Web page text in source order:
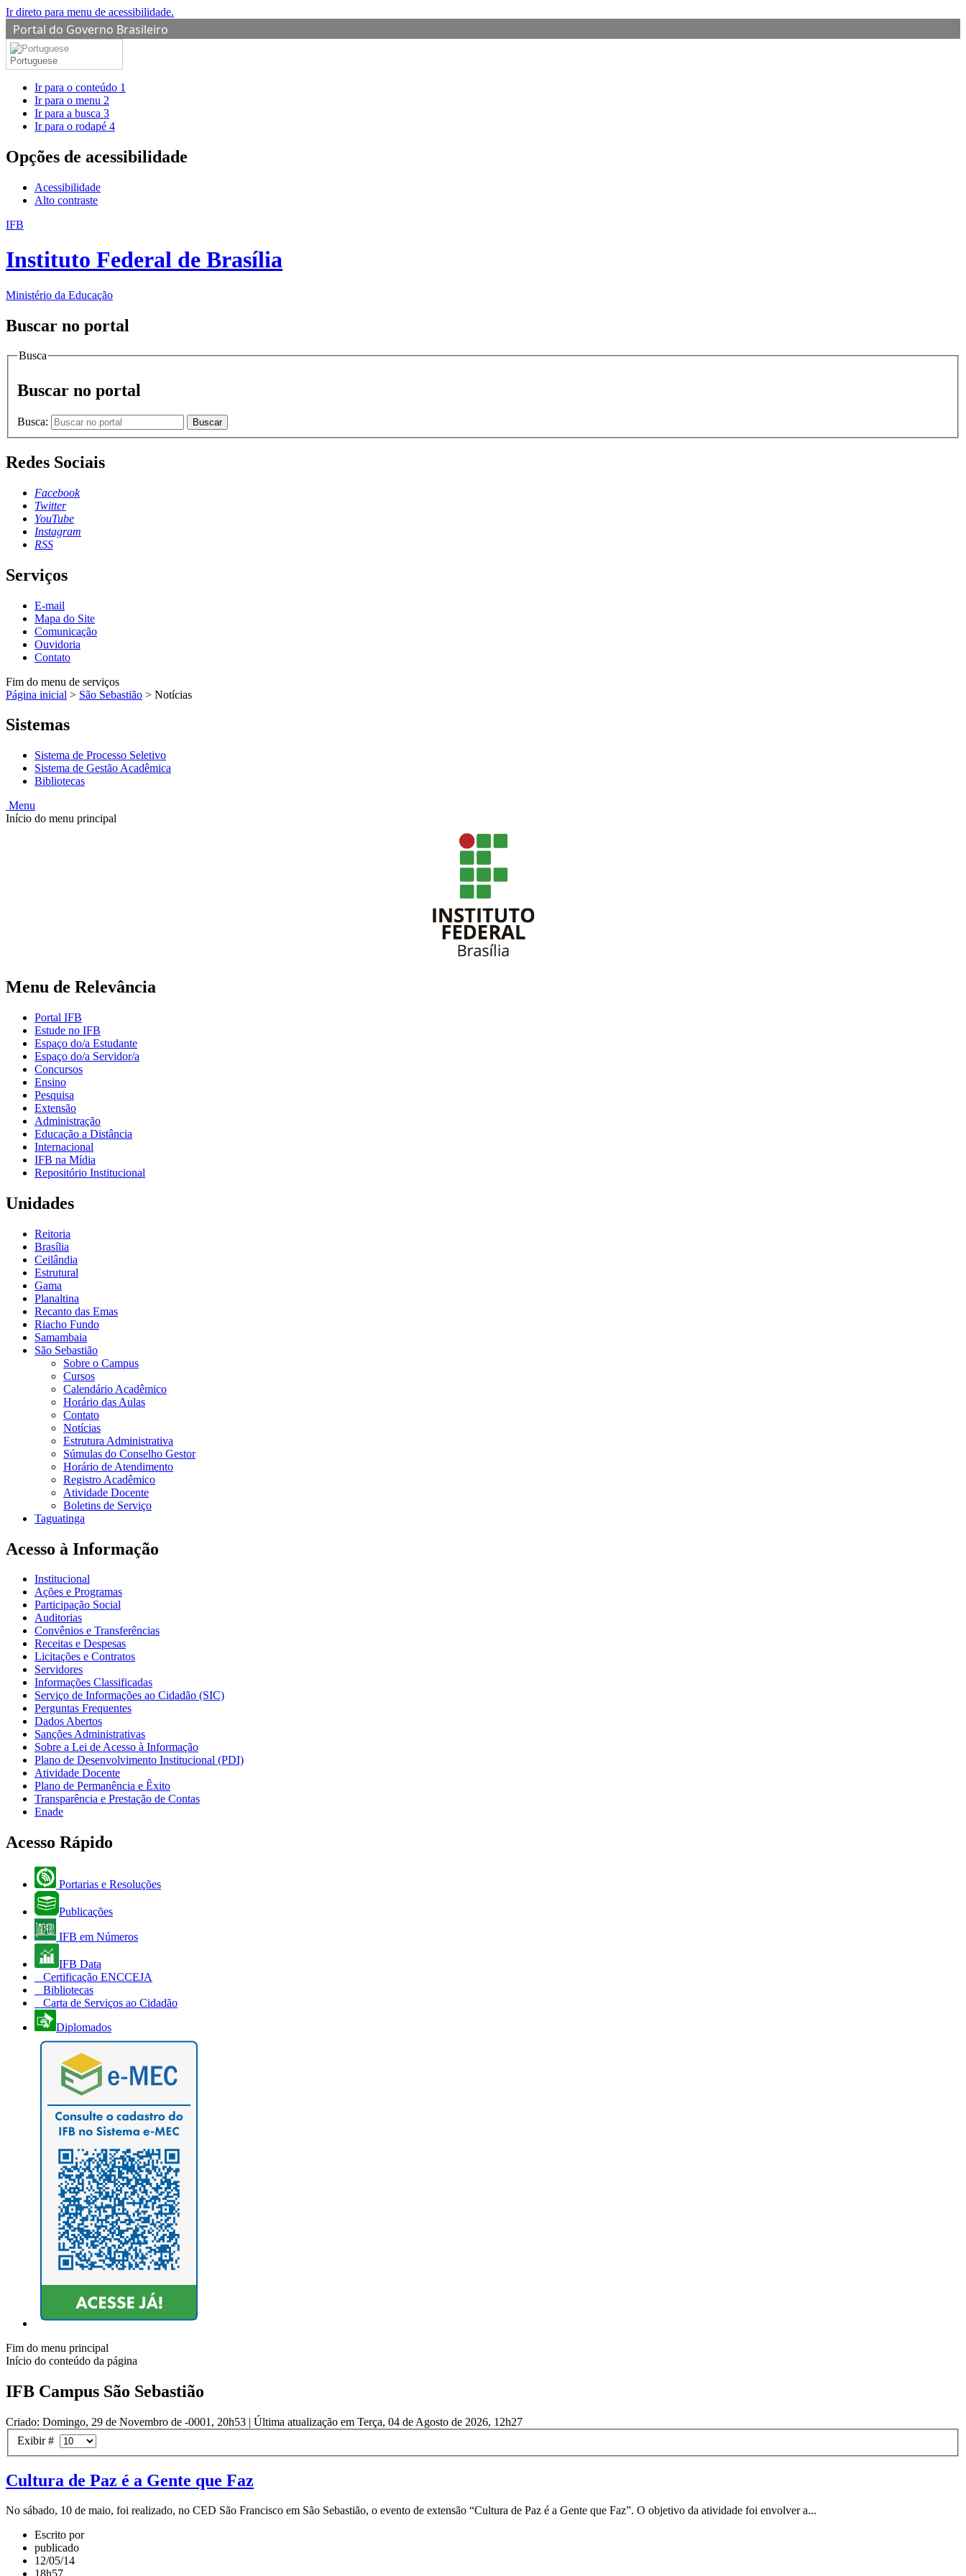
Ir direto para menu de acessibilidade.
Portal do Governo Brasileiro
Portuguese
Ir para o conteúdo 1
Ir para o menu 2
Ir para a busca 3
Ir para o rodapé 4
Opções de acessibilidade
Acessibilidade
Alto contraste
IFB
Instituto Federal de Brasília
Ministério da Educação
Buscar no portal
Busca
Buscar no portal
Busca: Buscar
Redes Sociais
Facebook
Twitter
YouTube
Instagram
RSS
Serviços
E-mail
Mapa do Site
Comunicação
Ouvidoria
Contato
Fim do menu de serviços
Página inicial > São Sebastião > Notícias
Sistemas
Sistema de Processo Seletivo
Sistema de Gestão Acadêmica
Bibliotecas
Menu
Início do menu principal
Menu de Relevância
Portal IFB
Estude no IFB
Espaço do/a Estudante
Espaço do/a Servidor/a
Concursos
Ensino
Pesquisa
Extensão
Administração
Educação a Distância
Internacional
IFB na Mídia
Repositório Institucional
Unidades
Reitoria
Brasília
Ceilândia
Estrutural
Gama
Planaltina
Recanto das Emas
Riacho Fundo
Samambaia
São Sebastião
Sobre o Campus
Cursos
Calendário Acadêmico
Horário das Aulas
Contato
Notícias
Estrutura Administrativa
Súmulas do Conselho Gestor
Horário de Atendimento
Registro Acadêmico
Atividade Docente
Boletins de Serviço
Taguatinga
Acesso à Informação
Institucional
Ações e Programas
Participação Social
Auditorias
Convênios e Transferências
Receitas e Despesas
Licitações e Contratos
Servidores
Informações Classificadas
Serviço de Informações ao Cidadão (SIC)
Perguntas Frequentes
Dados Abertos
Sanções Administrativas
Sobre a Lei de Acesso à Informação
Plano de Desenvolvimento Institucional (PDI)
Atividade Docente
Plano de Permanência e Êxito
Transparência e Prestação de Contas
Enade
Acesso Rápido
Portarias e Resoluções
Publicações
IFB em Números
IFB Data
Certificação ENCCEJA
Bibliotecas
Carta de Serviços ao Cidadão
Diplomados
Fim do menu principal
Início do conteúdo da página
IFB Campus São Sebastião
Criado: Domingo, 29 de Novembro de -0001, 20h53 | Última atualização em Terça, 04 de Agosto de 2026, 12h27
Exibir #
Cultura de Paz é a Gente que Faz
No sábado, 10 de maio, foi realizado, no CED São Francisco em São Sebastião, o evento de extensão “Cultura de Paz é a Gente que Faz”. O objetivo da atividade foi envolver a...
Escrito por
publicado
12/05/14